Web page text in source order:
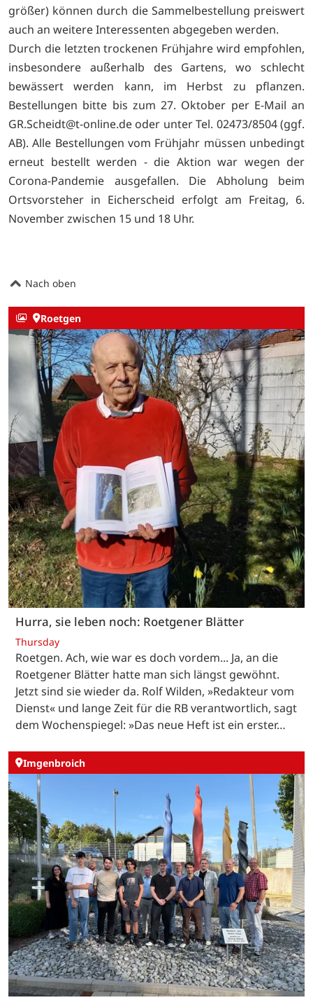
größer) können durch die Sammelbestellung preiswert
auch an weitere Interessenten abgegeben werden.
Durch die letzten trockenen Frühjahre wird empfohlen,
insbesondere außerhalb des Gartens, wo schlecht
bewässert werden kann, im Herbst zu pflanzen.
Bestellungen bitte bis zum 27. Oktober per E-Mail an
GR.Scheidt@t-online.de oder unter Tel. 02473/8504 (ggf.
AB). Alle Bestellungen vom Frühjahr müssen unbedingt
erneut bestellt werden - die Aktion war wegen der
Corona-Pandemie ausgefallen. Die Abholung beim
Ortsvorsteher in Eicherscheid erfolgt am Freitag, 6.
November zwischen 15 und 18 Uhr.
Nach oben
Roetgen
Hurra, sie leben noch: Roetgener Blätter
Thursday
Roetgen. Ach, wie war es doch vordem... Ja, an die
Roetgener Blätter hatte man sich längst gewöhnt.
Jetzt sind sie wieder da. Rolf Wilden, »Redakteur vom
Dienst« und lange Zeit für die RB verantwortlich, sagt
dem Wochenspiegel: »Das neue Heft ist ein erster…
Imgenbroich